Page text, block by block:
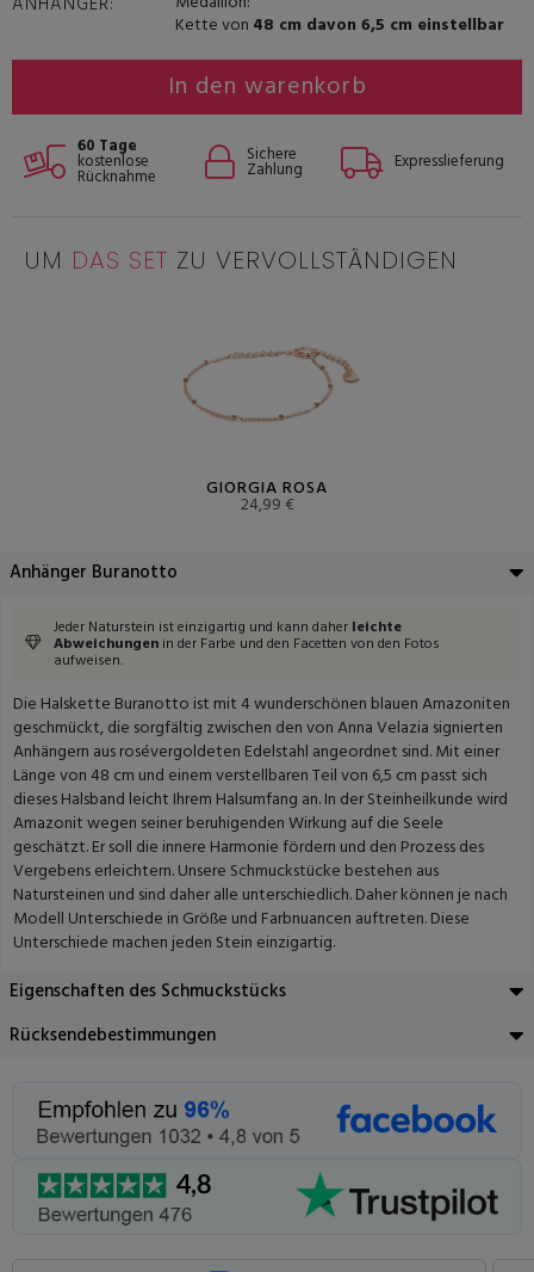
Kette von 48 cm davon 6,5 cm einstellbar
In den warenkorb
60 Tage
kostenlose
Rücknahme
Sichere
Zahlung Expresslieferung
UM DAS SET ZU VERVOLLSTÄNDIGEN
GIORGIA ROSA
24,99 €
Anhänger Buranotto
Jeder Naturstein ist einzigartig und kann daher leichte
Abweichungen in der Farbe und den Facetten von den Fotos
aufweisen.
Die Halskette Buranotto ist mit 4 wunderschönen blauen Amazoniten
geschmückt, die sorgfältig zwischen den von Anna Velazia signierten
Anhängern aus rosévergoldeten Edelstahl angeordnet sind. Mit einer
Länge von 48 cm und einem verstellbaren Teil von 6,5 cm passt sich
dieses Halsband leicht Ihrem Halsumfang an. In der Steinheilkunde wird
Amazonit wegen seiner beruhigenden Wirkung auf die Seele
geschätzt. Er soll die innere Harmonie fördern und den Prozess des
Vergebens erleichtern. Unsere Schmuckstücke bestehen aus
Natursteinen und sind daher alle unterschiedlich. Daher können je nach
Modell Unterschiede in Größe und Farbnuancen auftreten. Diese
Unterschiede machen jeden Stein einzigartig.
Eigenschaften des Schmuckstücks
Rücksendebestimmungen